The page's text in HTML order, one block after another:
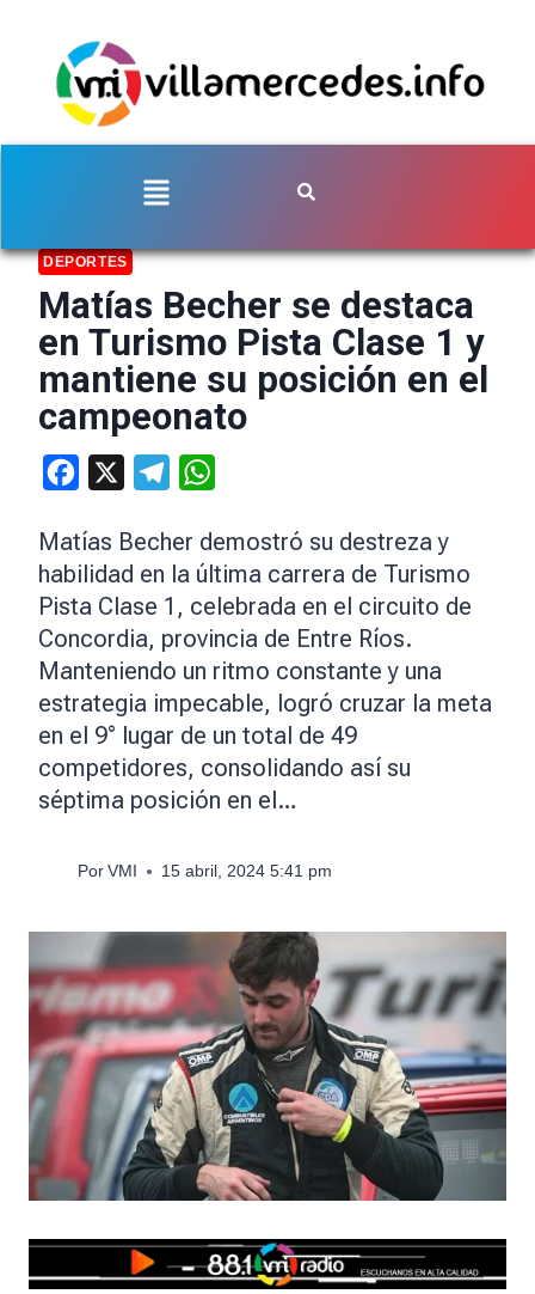
DEPORTES
Matías Becher se destaca
en Turismo Pista Clase 1 y
mantiene su posición en el
campeonato
Facebook Telegram
Matías Becher demostró su destreza y
habilidad en la última carrera de Turismo
Pista Clase 1, celebrada en el circuito de
Concordia, provincia de Entre Ríos.
Manteniendo un ritmo constante y una
estrategia impecable, logró cruzar la meta
en el 9° lugar de un total de 49
competidores, consolidando así su
séptima posición en el…
Por VMI 15 abril, 2024 5:41 pm